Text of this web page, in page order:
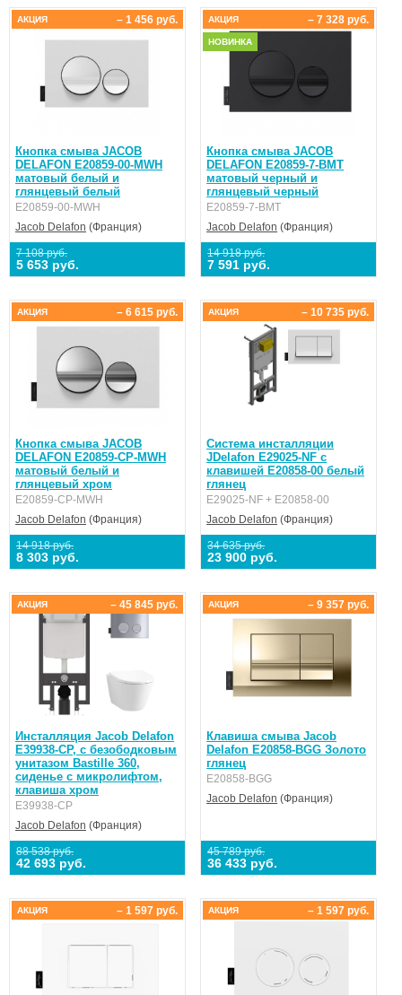
Кнопка смыва JACOB
DELAFON E20859-00-MWH
матовый белый и
глянцевый белый
E20859-00-MWH
Jacob Delafon (Франция)
7 108 руб.
5 653 руб.
– 1 456 руб.
АКЦИЯ
Кнопка смыва JACOB
DELAFON E20859-7-BMT
матовый черный и
глянцевый черный
E20859-7-BMT
Jacob Delafon (Франция)
14 918 руб.
7 591 руб.
– 7 328 руб.
АКЦИЯ
НОВИНКА
Кнопка смыва JACOB
DELAFON E20859-CP-MWH
матовый белый и
глянцевый хром
E20859-CP-MWH
Jacob Delafon (Франция)
14 918 руб.
8 303 руб.
– 6 615 руб.
АКЦИЯ
Система инсталляции
JDelafon E29025-NF с
клавишей E20858-00 белый
глянец
E29025-NF + E20858-00
Jacob Delafon (Франция)
34 635 руб.
23 900 руб.
– 10 735 руб.
АКЦИЯ
Инсталляция Jacob Delafon
E39938-CP, с безободковым
унитазом Bastille 360,
сиденье с микролифтом,
клавиша хром
E39938-CP
Jacob Delafon (Франция)
88 538 руб.
42 693 руб.
– 45 845 руб.
АКЦИЯ
Клавиша смыва Jacob
Delafon E20858-BGG Золото
глянец
E20858-BGG
Jacob Delafon (Франция)
45 789 руб.
36 433 руб.
– 9 357 руб.
АКЦИЯ
– 1 597 руб.
АКЦИЯ – 1 597 руб.
АКЦИЯ